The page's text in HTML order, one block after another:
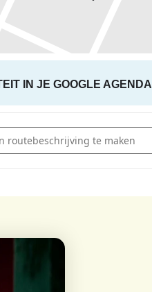
IN JE GOOGLE AGENDA
[EsSfPLmC8]